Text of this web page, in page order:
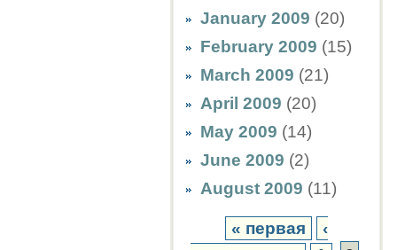
January 2009 (20)
February 2009 (15)
March 2009 (21)
April 2009 (20)
May 2009 (14)
June 2009 (2)
August 2009 (11)
« первая
‹